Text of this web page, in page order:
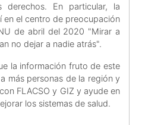
En particular, la
en el centro de preocupación
de abril del 2020 "Mirar a
no dejar a nadie atrás".
la información fruto de este
más personas de la región y
FLACSO y GIZ y ayude en
los sistemas de salud.